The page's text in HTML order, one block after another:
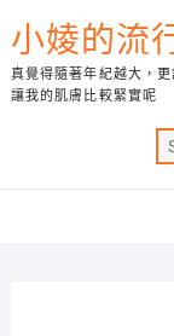
to
content
小婈的流
真覺得隨著年紀越大，
讓我的肌膚比較緊實呢